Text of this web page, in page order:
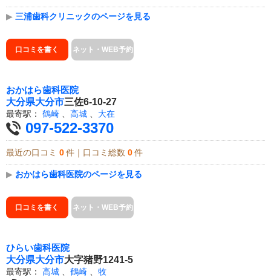
▶ 三浦歯科クリニックのページを見る
口コミを書く ネット・WEB予約
おかはら歯科医院
大分県大分市三佐6-10-27
最寄駅： 鶴崎 高城 大在
097-522-3370
最近の口コミ 0 件｜口コミ総数 0 件
▶ おかはら歯科医院のページを見る
口コミを書く ネット・WEB予約
ひらい歯科医院
大分県大分市大字猪野1241-5
最寄駅： 高城 、 鶴崎 、 牧